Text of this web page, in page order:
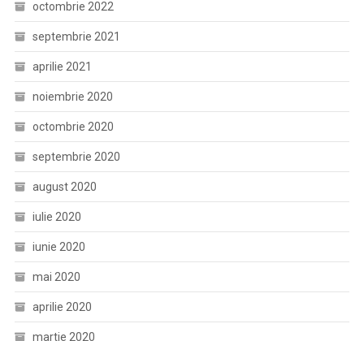
octombrie 2022
septembrie 2021
aprilie 2021
noiembrie 2020
octombrie 2020
septembrie 2020
august 2020
iulie 2020
iunie 2020
mai 2020
aprilie 2020
martie 2020